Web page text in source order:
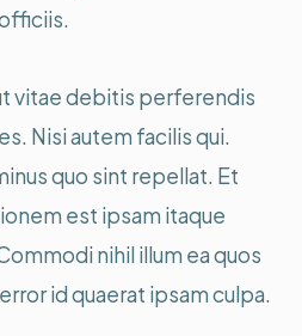
vitae debitis perferendis
Nisi autem facilis qui.
quo sint repellat. Et
est ipsam itaque
nihil illum ea quos
id quaerat ipsam culpa.